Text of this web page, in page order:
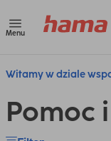
Menu
Witamy w dziale
Pomoc